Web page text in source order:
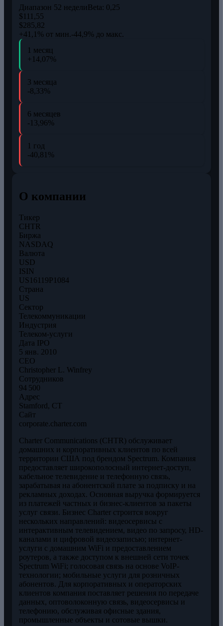
Диапазон 52 неделиBeta: 0,25
$111,55
$285,82
+41,1% от мин.-44,9% до макс.
1 месяц
+14,07%
3 месяца
-8,33%
6 месяцев
-13,96%
1 год
-40,81%
О компании
Тикер
CHTR
Биржа
NASDAQ
Валюта
USD
ISIN
US16119P1084
Страна
US
Сектор
Телекоммуникации
Индустрия
Телеком-услуги
Дата IPO
5 янв. 2010
CEO
Christopher L. Winfrey
Сотрудников
94 500
Адрес
Stamford, CT
Сайт
corporate.charter.com
Charter Communications (CHTR) обслуживает
домашних и корпоративных клиентов по всей
территории США под брендом Spectrum. Компания
предоставляет широкополосный интернет-доступ,
кабельное телевидение и телефонную связь,
зарабатывая на абонентской плате за подписку и на
рекламных доходах. Основная выручка формируется
из платежей частных и бизнес-клиентов за пакеты
услуг связи. Бизнес Charter строится вокруг
нескольких направлений: видеосервисы с
интерактивным телевидением, видео по запросу, HD-
каналами и цифровой видеозаписью; интернет-
услуги с домашним WiFi и предоставлением
роутеров, а также доступом к внешней сети точек
Spectrum WiFi; голосовая связь на основе VoIP-
технологии; мобильные услуги для розничных
абонентов. Для корпоративных и операторских
клиентов компания поставляет решения по передаче
данных, оптоволоконную связь, видеосервисы и
телефонию, обслуживая офисные здания,
промышленные объекты и сотовые вышки.